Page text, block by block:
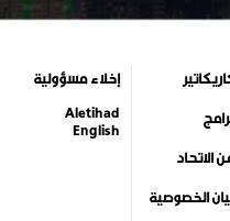
الاتحاد
الخصوصية
إخلاء مسؤولية
Aletihad
English